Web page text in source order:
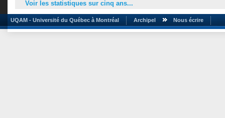
Voir les statistiques sur cinq ans...
UQAM - Université du Québec à Montréal Archipel Nous écrire